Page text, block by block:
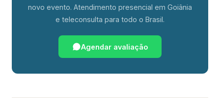
novo evento. Atendimento presencial em Goiânia
e teleconsulta para todo o Brasil.
Agendar avaliação